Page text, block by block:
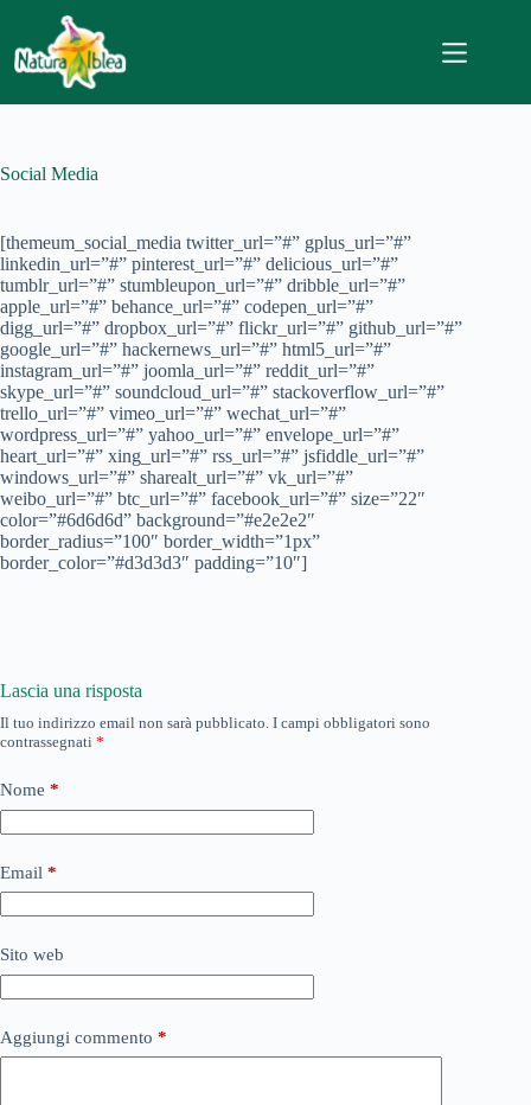
contenuto
Social Media
[themeum_social_media twitter_url=”#” gplus_url=”#”
linkedin_url=”#” pinterest_url=”#” delicious_url=”#”
tumblr_url=”#” stumbleupon_url=”#” dribble_url=”#”
apple_url=”#” behance_url=”#” codepen_url=”#”
digg_url=”#” dropbox_url=”#” flickr_url=”#” github_url=”#”
google_url=”#” hackernews_url=”#” html5_url=”#”
instagram_url=”#” joomla_url=”#” reddit_url=”#”
skype_url=”#” soundcloud_url=”#” stackoverflow_url=”#”
trello_url=”#” vimeo_url=”#” wechat_url=”#”
wordpress_url=”#” yahoo_url=”#” envelope_url=”#”
heart_url=”#” xing_url=”#” rss_url=”#” jsfiddle_url=”#”
windows_url=”#” sharealt_url=”#” vk_url=”#”
weibo_url=”#” btc_url=”#” facebook_url=”#” size=”22″
color=”#6d6d6d” background=”#e2e2e2″
border_radius=”100″ border_width=”1px”
border_color=”#d3d3d3″ padding=”10″]
Lascia una risposta
Il tuo indirizzo email non sarà pubblicato. I campi obbligatori sono
contrassegnati *
Nome *
Email *
Sito web
Aggiungi commento *